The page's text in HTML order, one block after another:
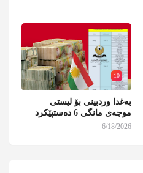
10
بەغدا وردبینی بۆ لیستی
موچەی مانگی 6 دەستپێکرد
6/18/2026